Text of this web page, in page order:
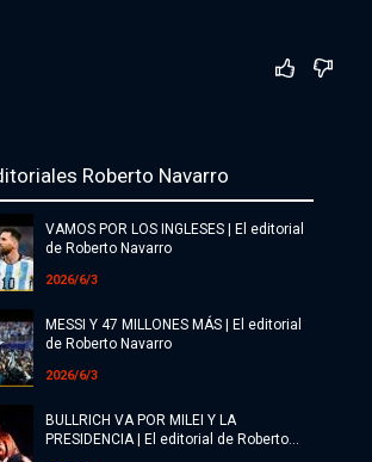
Roberto Navarro
VAMOS POR LOS INGLESES | El editorial
de Roberto Navarro
2026/6/3
MESSI Y 47 MILLONES MÁS | El editorial
de Roberto Navarro
2026/6/3
BULLRICH VA POR MILEI Y LA
PRESIDENCIA | El editorial de Roberto